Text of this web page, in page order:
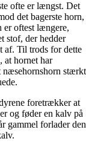
ofte er længst. Det
det bagerste horn,
er oftest længere,
stof, der hedder
af. Til trods for dette
at hornet har
næsehornshorn stærkt
foretrækker at
og føder en kalv på
gammel forlader den